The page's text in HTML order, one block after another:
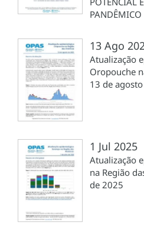
PANDÊMICO
13 Ago
Atualização
Oropouche
13 de
1 Jul 2025
Atualização
na Região
de 2025